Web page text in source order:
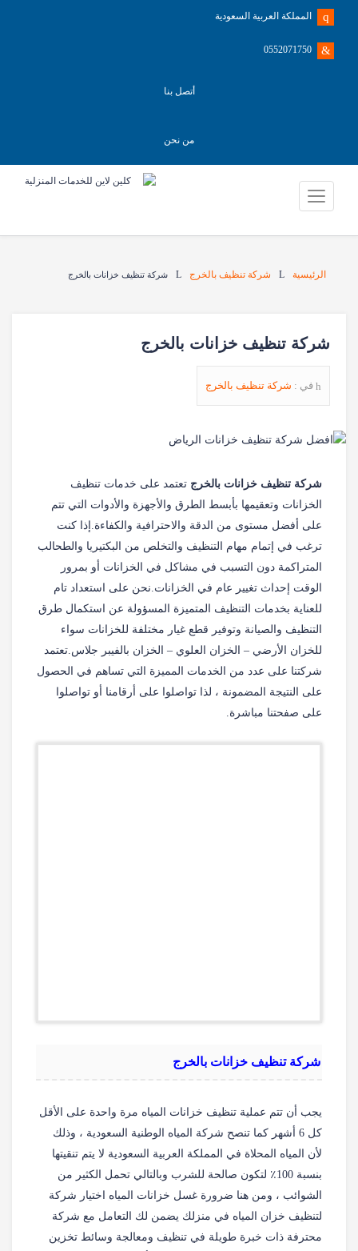
المملكة العربية السعودية
0552071750
أتصل بنا
من نحن
الرئيسية شركة تنظيف بالخرج شركة تنظيف خزانات بالخرج
شركة تنظيف خزانات بالخرج
في : شركة تنظيف بالخرج
شركة تنظيف خزانات بالخرج تعتمد على خدمات تنظيف
الخزانات وتعقيمها بأبسط الطرق والأجهزة والأدوات التي تتم
على أفضل مستوى من الدقة والاحترافية والكفاءة.إذا كنت
ترغب في إتمام مهام التنظيف والتخلص من البكتيريا والطحالب
المتراكمة دون التسبب في مشاكل في الخزانات أو بمرور
الوقت إحداث تغيير عام في الخزانات.نحن على استعداد تام
للعناية بخدمات التنظيف المتميزة المسؤولة عن استكمال طرق
التنظيف والصيانة وتوفير قطع غيار مختلفة للخزانات سواء
للخزان الأرضي – الخزان العلوي – الخزان بالفيبر جلاس.تعتمد
شركتنا على عدد من الخدمات المميزة التي تساهم في الحصول
على النتيجة المضمونة ، لذا تواصلوا على أرقامنا أو تواصلوا
على صفحتنا مباشرة.
شركة تنظيف خزانات بالخرج
يجب أن تتم عملية تنظيف خزانات المياه مرة واحدة على الأقل
كل 6 أشهر كما تنصح شركة المياه الوطنية السعودية ، وذلك
لأن المياه المحلاة في المملكة العربية السعودية لا يتم تنقيتها
بنسبة 100٪ لتكون صالحة للشرب وبالتالي تحمل الكثير من
الشوائب ، ومن هنا ضرورة غسل خزانات المياه اختيار شركة
لتنظيف خزان المياه في منزلك يضمن لك التعامل مع شركة
محترفة ذات خبرة طويلة في تنظيف ومعالجة وسائط تخزين